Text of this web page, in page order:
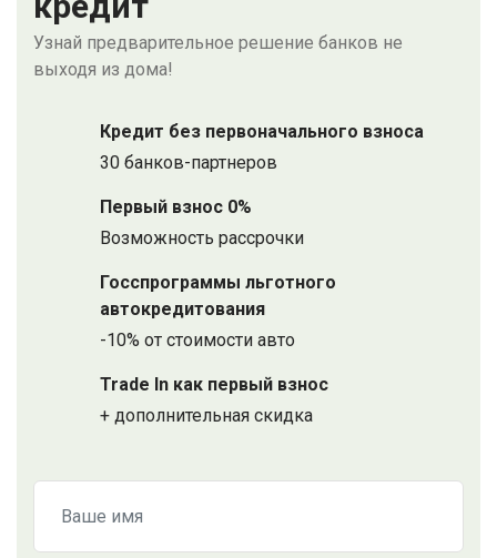
Узнай предварительное решение банков не
выходя из дома!
Кредит без первоначального взноса
30 банков-партнеров
Первый взнос 0%
Возможность рассрочки
Госспрограммы льготного
автокредитования
-10% от стоимости авто
Trade In как первый взнос
+ дополнительная скидка